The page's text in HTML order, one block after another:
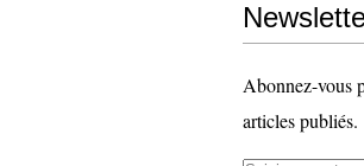
Abonnez-vous
articles publiés.